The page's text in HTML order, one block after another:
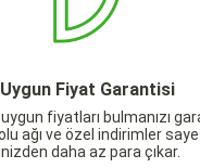
Uygun Fiyat Garantisi
fiyatları bulmanızı
ağı ve özel indirimler
daha az para çıkar.